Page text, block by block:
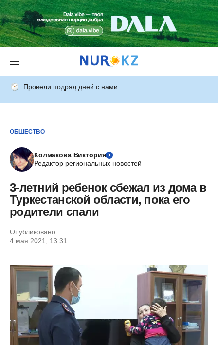
Провели подряд дней с нами
ОБЩЕСТВО
Колмакова Виктория
Редактор региональных новостей
3-летний ребенок сбежал из дома в
Туркестанской области, пока его
родители спали
Опубликовано:
4 мая 2021, 13:31